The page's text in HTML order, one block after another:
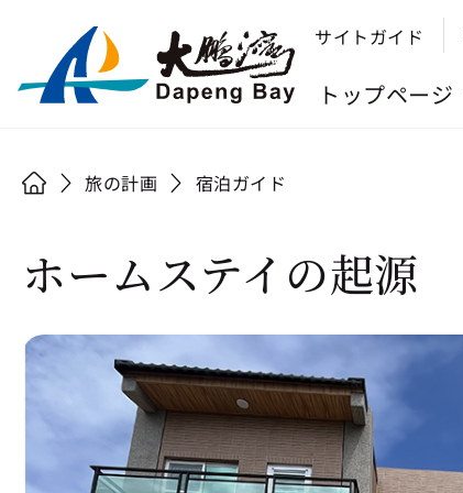
サイトガイド
トップページ
旅の計画 宿泊ガイド
ホームステイの起源